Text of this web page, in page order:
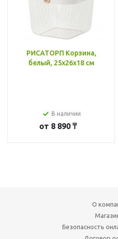
РИСАТОРП Корзина,
белый, 25x26x18 см
В наличии
от 8 890 ₸
О
Безопасность